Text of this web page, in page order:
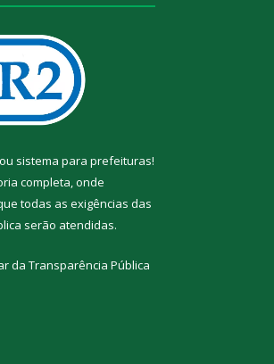
ou sistema para prefeituras!
completa, onde
todas as exigências das
serão atendidas.
da Transparência Pública